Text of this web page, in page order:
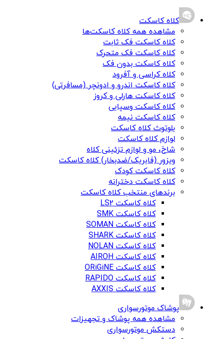
کلاه کاسکت
مشاهده همه کلاه کاسکت‌ها
کلاه کاسکت فک ثابت
کلاه کاسکت فک متحرک
کلاه کاسکت بدون فک
کلاه کراسی و آفرود
کلاه کاسکت اندرو و ادونچر (مسافرتی)
کلاه کاسکت هارلی و کروز
کلاه کاسکت وسپایی
کلاه کاسکت نیمه
بلوتوث کلاه کاسکت
لوازم کلاه کاسکت
شاخ، مو و لوازم تزئینی کلاه
ویزور (فابریک/ضدبخار) کلاه کاسکت
کلاه کاسکت کودک
کلاه کاسکت دخترانه
برندهای منتخب کلاه کاسکت
کلاه کاسکت LS2
کلاه کاسکت SMK
کلاه کاسکت SOMAN
کلاه کاسکت SHARK
کلاه کاسکت NOLAN
کلاه کاسکت AIROH
کلاه کاسکت ORiGiNE
کلاه کاسکت RAPIDO
کلاه کاسکت AXXIS
پوشاک موتورسواری
مشاهده همه پوشاک و تجهیزات
دستکش موتورسواری